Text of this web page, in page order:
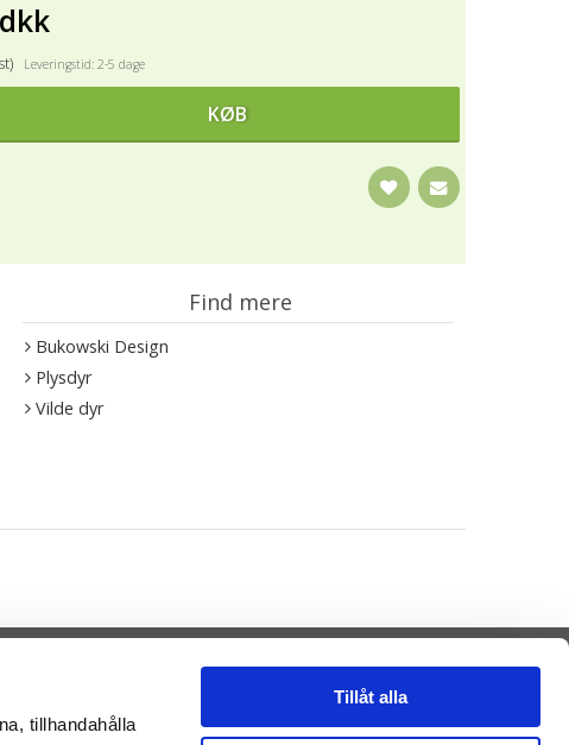
tillhandahålla
Tillåt alla
Leveringstid: 2-5 dage
KØB
Find mere
Bukowski Design
Plysdyr
Vilde dyr